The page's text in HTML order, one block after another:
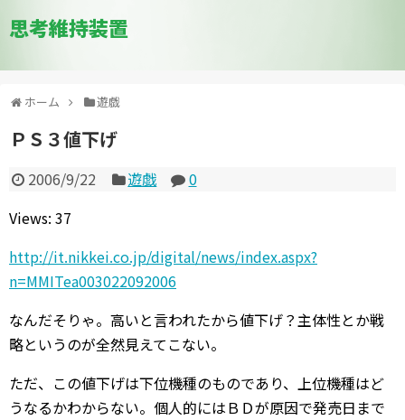
思考維持装置
ホーム 遊戯
ＰＳ３値下げ
2006/9/22 遊戯
0
Views: 37
http://it.nikkei.co.jp/digital/news/index.aspx?
n=MMITea003022092006
なんだそりゃ。高いと言われたから値下げ？主体性とか戦
略というのが全然見えてこない。
ただ、この値下げは下位機種のものであり、上位機種はど
うなるかわからない。個人的にはＢＤが原因で発売日まで